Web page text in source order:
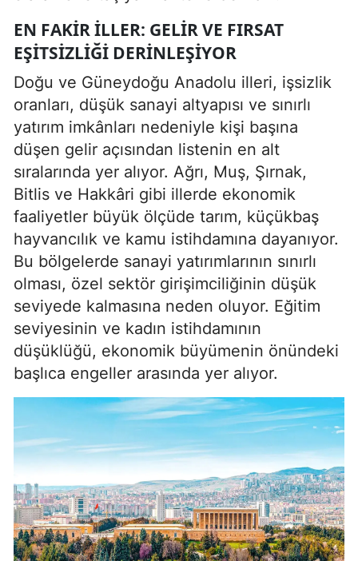
EN FAKIR İLLER: GELIR VE FIRSAT
EŞITSIZLIĞI DERINLEŞIYOR
Doğu ve Güneydoğu Anadolu illeri, işsizlik
oranları, düşük sanayi altyapısı ve sınırlı
yatırım imkânları nedeniyle kişi başına
düşen gelir açısından listenin en alt
sıralarında yer alıyor. Ağrı, Muş, Şırnak,
Bitlis ve Hakkâri gibi illerde ekonomik
faaliyetler büyük ölçüde tarım, küçükbaş
hayvancılık ve kamu istihdamına dayanıyor.
Bu bölgelerde sanayi yatırımlarının sınırlı
olması, özel sektör girişimciliğinin düşük
seviyede kalmasına neden oluyor. Eğitim
seviyesinin ve kadın istihdamının
düşüklüğü, ekonomik büyümenin önündeki
başlıca engeller arasında yer alıyor.